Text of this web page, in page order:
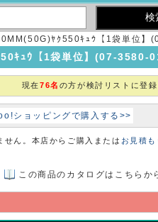
ﾔｸ550ｷｭｳ【1袋単位】
ｷｭｳ【1袋単位】(07-3580-
現在76名 の方が検討リストに登録
ショッピングで購入する>>
ん。本店からご購入または お見積も
この商品のカタログはこちらか